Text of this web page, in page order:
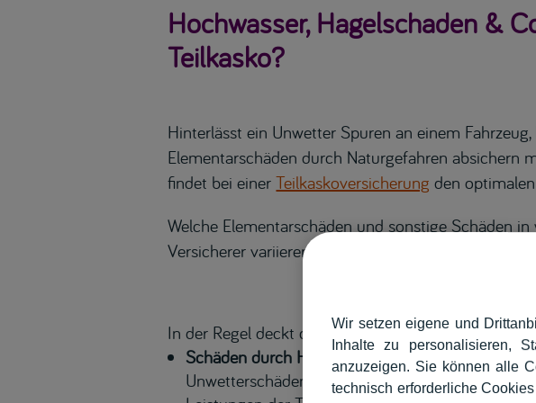
Hochwasser, Hagelschaden &
Teilkasko?
Hinterlässt ein Unwetter Spuren an einem
Elementarschäden durch Naturgefahren absichern
findet bei einerTeilkaskoversicherung den
Welche Elementarschäden und sonstige Schäden
Versicherer variieren – deshalb gilt es stets,
In der Regel deckt die Teilkasko Unwetterschäden
Schäden durch Hagel: Hagelschäden am
Unwetterschäden, die am häufigsten
Wir setzen eigene und
Inhalte zu personalisieren,
anzuzeigen. Sie können alle
technisch erforderliche